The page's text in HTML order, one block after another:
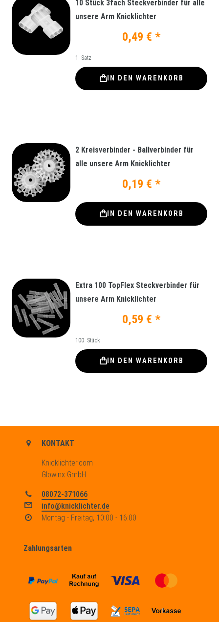
10 Stück 3fach Steckverbinder für alle
unsere Arm Knicklichter
0,49 € *
1 Satz
IN DEN WARENKORB
2 Kreisverbinder - Ballverbinder für
alle unsere Arm Knicklichter
0,19 € *
IN DEN WARENKORB
Extra 100 TopFlex Steckverbinder für
unsere Arm Knicklichter
0,59 € *
100 Stück
IN DEN WARENKORB
KONTAKT
Knicklichter.com
Glowinx GmbH
08072-371066
info@knicklichter.de
Montag - Freitag, 10:00 - 16:00
Zahlungsarten